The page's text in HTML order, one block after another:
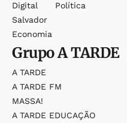
Digital
Salvador
Economia
Política
GrupoA TARDE
A TARDE
A TARDE FM
MASSA!
A TARDE EDUCAÇÃO